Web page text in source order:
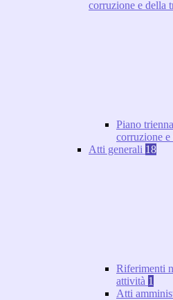
corruzione e della
Piano
corruzione
Atti generali 18
Riferimenti
attività 1
Atti